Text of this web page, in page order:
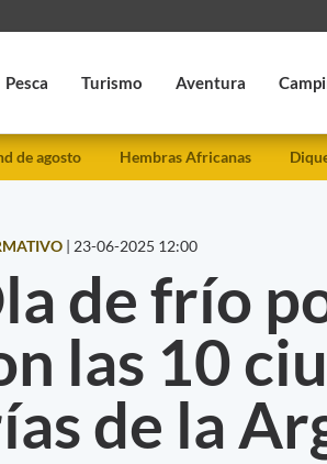
Pesca Turismo Aventura
de agosto Hembras Africanas
| 23-06-2025 12:00
de frío
las 10
de la